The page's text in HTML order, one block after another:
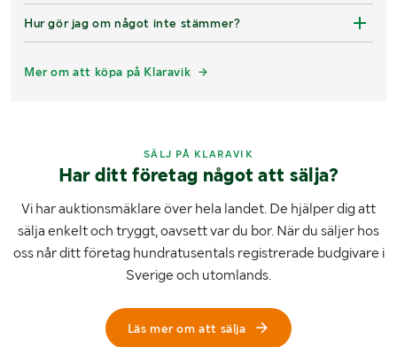
Hur gör jag om något inte stämmer?
Mer om att köpa på Klaravik
SÄLJ PÅ KLARAVIK
Har ditt företag något att sälja?
Vi har auktionsmäklare över hela landet. De hjälper dig att
sälja enkelt och tryggt, oavsett var du bor. När du säljer hos
oss når ditt företag hundratusentals registrerade budgivare i
Sverige och utomlands.
Läs mer om att sälja